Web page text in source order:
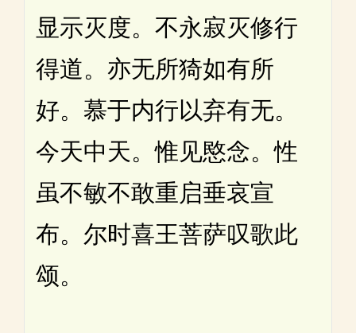
显示灭度。不永寂灭修行
得道。亦无所猗如有所
好。慕于内行以弃有无。
今天中天。惟见愍念。性
虽不敏不敢重启垂哀宣
布。尔时喜王菩萨叹歌此
颂。